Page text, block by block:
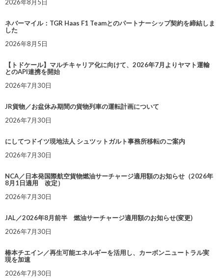
2026年8月5日
ネバーマイル：TGR Haas F1 Teamとのパートナーシップ契約を締結しま
した
2026年8月5日
【トドケール】マルチキャリア化に向けて、2026年7月よりヤマト運輸
とのAPI連携を開始
2026年7月30日
JR貨物／お盆休み期間の貨物列車の運転計画について
2026年7月30日
にしてつドイツ現地法人 シュツットガルト事務所移転のご案内
2026年7月30日
NCA／日本発国際航空貨物燃油サーチャージ適用額のお知らせ（2026年
8月1日適用 改定）
2026年7月30日
JAL／2026年8月前半 燃油サーチャージ適用額のお知らせ(変更)
2026年7月30日
椿本チエイン／再生可能エネルギーを活用し、カーボンニュートラル実
現を加速
2026年7月30日